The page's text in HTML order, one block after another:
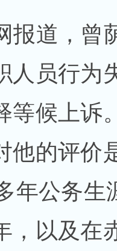
报道，曾
人员行为
等候上诉
他的评价
年公务生
，以及在